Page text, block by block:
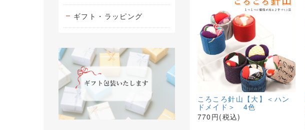
ギフト・ラッピング
ころころ針山【大】＜ハン
ドメイド＞ 4色
770円(税込)